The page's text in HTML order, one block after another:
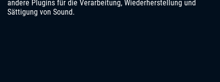
andere Plugins für die Verarbeitung, Wiederherstellung und
Sättigung von Sound.